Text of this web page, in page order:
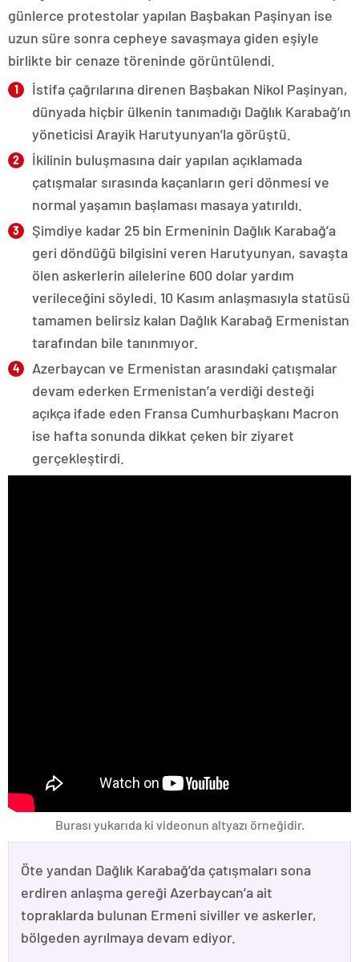
günlerce protestolar yapılan Başbakan Paşinyan ise
uzun süre sonra cepheye savaşmaya giden eşiyle
birlikte bir cenaze töreninde görüntülendi.
İstifa çağrılarına direnen Başbakan Nikol Paşinyan,
dünyada hiçbir ülkenin tanımadığı Dağlık Karabağ’ın
yöneticisi Arayik Harutyunyan’la görüştü.
İkilinin buluşmasına dair yapılan açıklamada
çatışmalar sırasında kaçanların geri dönmesi ve
normal yaşamın başlaması masaya yatırıldı.
Şimdiye kadar 25 bin Ermeninin Dağlık Karabağ’a
geri döndüğü bilgisini veren Harutyunyan, savaşta
ölen askerlerin ailelerine 600 dolar yardım
verileceğini söyledi. 10 Kasım anlaşmasıyla statüsü
tamamen belirsiz kalan Dağlık Karabağ Ermenistan
tarafından bile tanınmıyor.
Azerbaycan ve Ermenistan arasındaki çatışmalar
devam ederken Ermenistan’a verdiği desteği
açıkça ifade eden Fransa Cumhurbaşkanı Macron
ise hafta sonunda dikkat çeken bir ziyaret
gerçekleştirdi.
Burası yukarıda ki videonun altyazı örneğidir.
Öte yandan Dağlık Karabağ’da çatışmaları sona
erdiren anlaşma gereği Azerbaycan’a ait
topraklarda bulunan Ermeni siviller ve askerler,
bölgeden ayrılmaya devam ediyor.